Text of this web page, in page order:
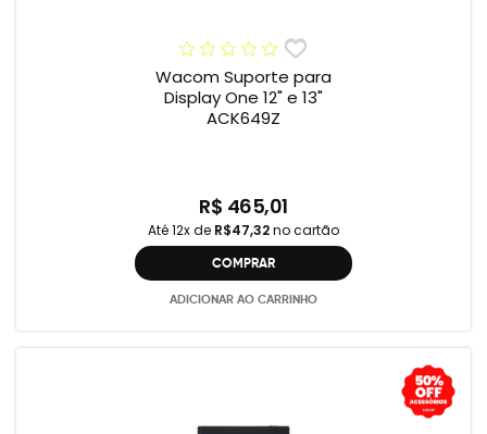
Wacom Suporte para
Display One 12" e 13"
ACK649Z
R$ 465,01
Até 12x de R$47,32no cartão
COMPRAR
ADICIONAR AO CARRINHO